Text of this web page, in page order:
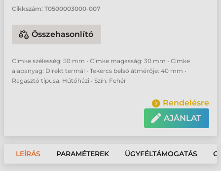
Cikkszám: T0500003000-007
Összehasonlító
Címke szélesség: 50 mm • Címke magasság: 30 mm • Címke
alapanyag: Direkt termál • Tekercs belső átmérője: 40 mm •
Ragasztó típusa: Hűtőházi • Szín: Fehér
Rendelésre
AJÁNLAT
LEÍRÁS PARAMÉTEREK ÜGYFÉLTÁMOGATÁS